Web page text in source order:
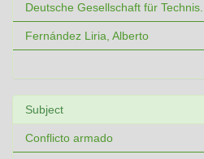
Deutsche Gesellschaft für Technis...
Fernández Liria, Alberto
Subject
Conflicto armado